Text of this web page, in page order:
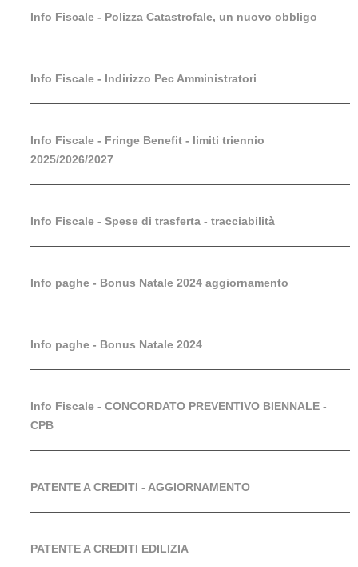
Info Fiscale - Polizza Catastrofale, un nuovo obbligo
Info Fiscale - Indirizzo Pec Amministratori
Info Fiscale - Fringe Benefit - limiti triennio
2025/2026/2027
Info Fiscale - Spese di trasferta - tracciabilità
Info paghe - Bonus Natale 2024 aggiornamento
Info paghe - Bonus Natale 2024
Info Fiscale - CONCORDATO PREVENTIVO BIENNALE -
CPB
PATENTE A CREDITI - AGGIORNAMENTO
PATENTE A CREDITI EDILIZIA